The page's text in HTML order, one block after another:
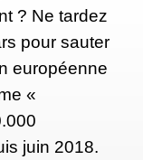
? Ne tardez
pour sauter
européenne
«
juin 2018.